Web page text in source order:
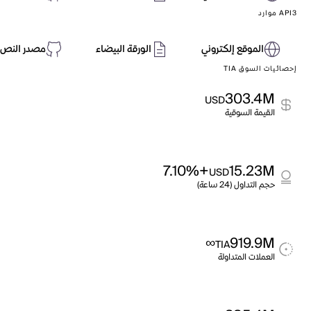
API3 موارد
الموقع إلكتروني الورقة البيضاء مصدر النص
إحصائيات السوق TIA
303.4M
USD
القيمة السوقية
15.23M
USD
+7.10%
حجم التداول (24 ساعة)
919.9M
TIA
∞
العملات المتداولة